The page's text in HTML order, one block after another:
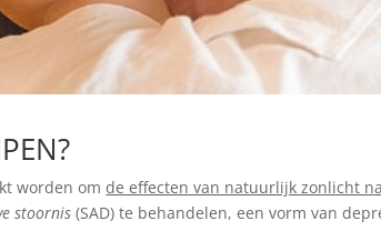
worden omde effecten van natuurlijk zonlicht
stoornis (SAD) te behandelen, een vorm van